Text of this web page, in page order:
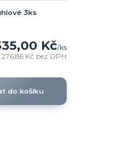
3ks
Kč/ks
276,86 Kč bez DPH
do košíku